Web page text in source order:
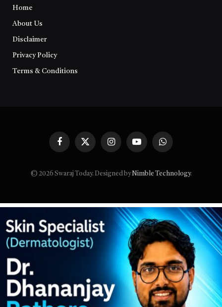
Home
About Us
Disclaimer
Privacy Policy
Terms & Conditions
FacebookX
InstagramYouTubeWhatsApp
© 2026 Swaraj Today. Designed byNimble Technology.